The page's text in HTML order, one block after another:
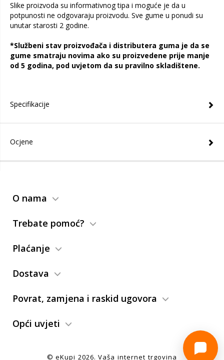
Slike proizvoda su informativnog tipa i moguće je da u
potpunosti ne odgovaraju proizvodu. Sve gume u ponudi su
unutar starosti 2 godine.
*Službeni stav proizvođača i distributera guma je da se
gume smatraju novima ako su proizvedene prije manje
od 5 godina, pod uvjetom da su pravilno skladištene.
Specifikacije
Ocjene
O nama
Trebate pomoć?
Plaćanje
Dostava
Povrat, zamjena i raskid ugovora
Opći uvjeti
© eKupi 2026. Vaša internet trgovina